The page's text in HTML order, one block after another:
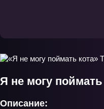
Я не могу поймать
Описание: